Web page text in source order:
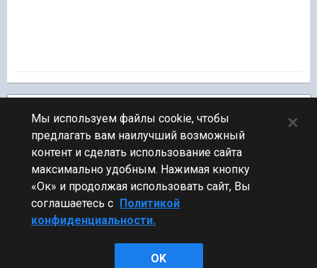
ПЕРЕЙТИ К СПИСКУ ТЕМ
Флудилка
Стиль
Мы используем файлы cookie, чтобы
предлагать вам наилучший возможный
контент и сделать использование сайта
максимально удобным. Нажимая кнопку
«Ок» и продолжая использовать сайт, Вы
соглашаетесь с Политикой
конфиденциальности.
OK
×